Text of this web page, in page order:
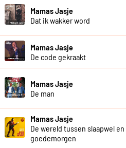
Mamas Jasje
Dat ik wakker word
Mamas Jasje
De code gekraakt
Mamas Jasje
De man
Mamas Jasje
De wereld tussen slaapwel en
goedemorgen